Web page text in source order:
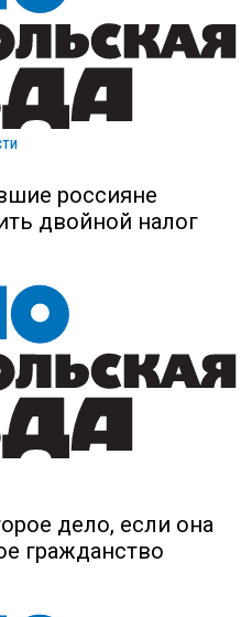
россияне
двойной налог
дело, если она
гражданство